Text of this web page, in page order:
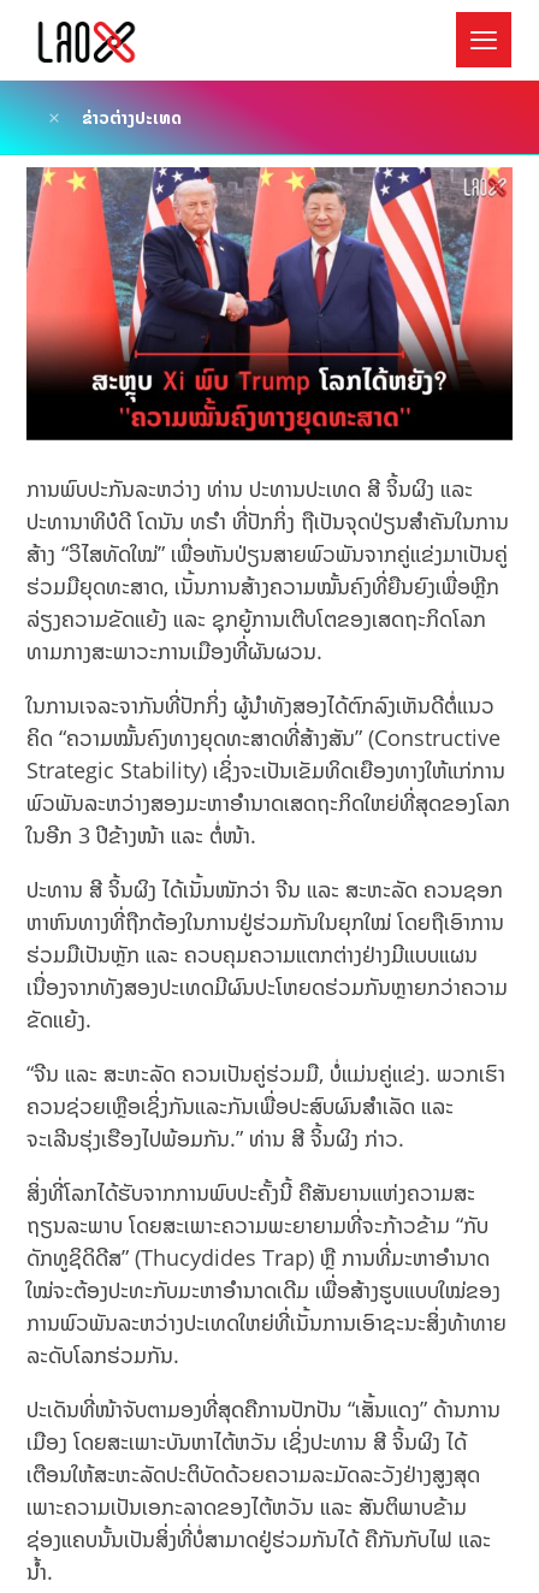
ຂ່າວຕ່າງປະເທດ
ການພົບປະກັນລະຫວ່າງ ທ່ານ ປະທານປະເທດ ສີ ຈິ້ນຜິງ ແລະ
ປະທານາທິບໍດີ ໂດນັນ ທຣຳ ທີ່ປັກກິ່ງ ຖືເປັນຈຸດປ່ຽນສຳຄັນໃນການ
ສ້າງ “ວິໄສທັດໃໝ່” ເພື່ອຫັນປ່ຽນສາຍພົວພັນຈາກຄູ່ແຂ່ງມາເປັນຄູ່
ຮ່ວມມືຍຸດທະສາດ, ເນັ້ນການສ້າງຄວາມໝັ້ນຄົງທີ່ຍືນຍົງເພື່ອຫຼີກ
ລ່ຽງຄວາມຂັດແຍ້ງ ແລະ ຊຸກຍູ້ການເຕີບໂຕຂອງເສດຖະກິດໂລກ
ທາມກາງສະພາວະການເມືອງທີ່ຜັນຜວນ.
ໃນການເຈລະຈາກັນທີ່ປັກກິ່ງ ຜູ້ນຳທັງສອງໄດ້ຕົກລົງເຫັນດີຕໍ່ແນວ
ຄິດ “ຄວາມໝັ້ນຄົງທາງຍຸດທະສາດທີ່ສ້າງສັນ” (Constructive
Strategic Stability) ເຊິ່ງຈະເປັນເຂັມທິດເຍືອງທາງໃຫ້ແກ່ການ
ພົວພັນລະຫວ່າງສອງມະຫາອຳນາດເສດຖະກິດໃຫຍ່ທີ່ສຸດຂອງໂລກ
ໃນອີກ 3 ປີຂ້າງໜ້າ ແລະ ຕໍ່ໜ້າ.
ປະທານ ສີ ຈິ້ນຜິງ ໄດ້ເນັ້ນໜັກວ່າ ຈີນ ແລະ ສະຫະລັດ ຄວນຊອກ
ຫາຫົນທາງທີ່ຖືກຕ້ອງໃນການຢູ່ຮ່ວມກັນໃນຍຸກໃໝ່ ໂດຍຖືເອົາການ
ຮ່ວມມືເປັນຫຼັກ ແລະ ຄວບຄຸມຄວາມແຕກຕ່າງຢ່າງມີແບບແຜນ
ເນື່ອງຈາກທັງສອງປະເທດມີຜົນປະໂຫຍດຮ່ວມກັນຫຼາຍກວ່າຄວາມ
ຂັດແຍ້ງ.
“ຈີນ ແລະ ສະຫະລັດ ຄວນເປັນຄູ່ຮ່ວມມື, ບໍ່ແມ່ນຄູ່ແຂ່ງ. ພວກເຮົາ
ຄວນຊ່ວຍເຫຼືອເຊິ່ງກັນແລະກັນເພື່ອປະສົບຜົນສຳເລັດ ແລະ
ຈະເລີນຮຸ່ງເຮືອງໄປພ້ອມກັນ.” ທ່ານ ສີ ຈິ້ນຜິງ ກ່າວ.
ສິ່ງທີ່ໂລກໄດ້ຮັບຈາກການພົບປະຄັ້ງນີ້ ຄືສັນຍານແຫ່ງຄວາມສະ
ຖຽນລະພາບ ໂດຍສະເພາະຄວາມພະຍາຍາມທີ່ຈະກ້າວຂ້າມ “ກັບ
ດັກທູຊິດິດີສ” (Thucydides Trap) ຫຼື ການທີ່ມະຫາອຳນາດ
ໃໝ່ຈະຕ້ອງປະທະກັບມະຫາອຳນາດເດີມ ເພື່ອສ້າງຮູບແບບໃໝ່ຂອງ
ການພົວພັນລະຫວ່າງປະເທດໃຫຍ່ທີ່ເນັ້ນການເອົາຊະນະສິ່ງທ້າທາຍ
ລະດັບໂລກຮ່ວມກັນ.
ປະເດັນທີ່ໜ້າຈັບຕາມອງທີ່ສຸດຄືການປັກປັນ “ເສັ້ນແດງ” ດ້ານການ
ເມືອງ ໂດຍສະເພາະບັນຫາໄຕ້ຫວັນ ເຊິ່ງປະທານ ສີ ຈິ້ນຜິງ ໄດ້
ເຕືອນໃຫ້ສະຫະລັດປະຕິບັດດ້ວຍຄວາມລະມັດລະວັງຢ່າງສູງສຸດ
ເພາະຄວາມເປັນເອກະລາດຂອງໄຕ້ຫວັນ ແລະ ສັນຕິພາບຂ້າມ
ຊ່ອງແຄບນັ້ນເປັນສິ່ງທີ່ບໍ່ສາມາດຢູ່ຮ່ວມກັນໄດ້ ຄືກັນກັບໄຟ ແລະ
ນ້ຳ.